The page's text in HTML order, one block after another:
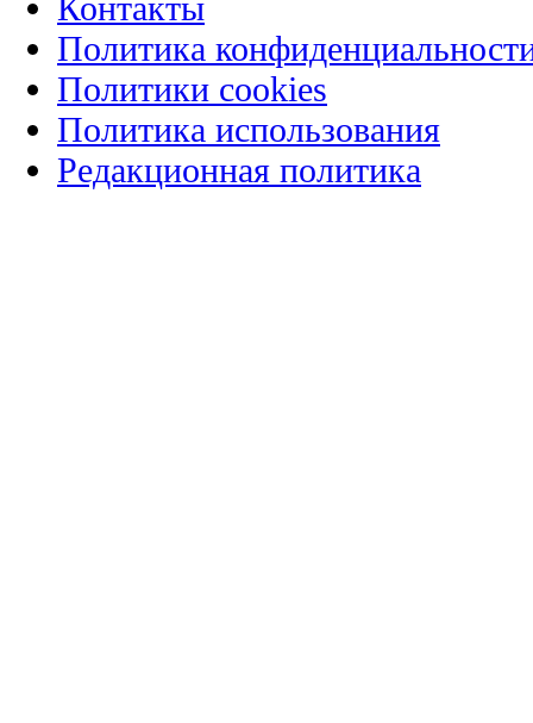
Политика
Политики cookies
Политика использования
Редакционная политика